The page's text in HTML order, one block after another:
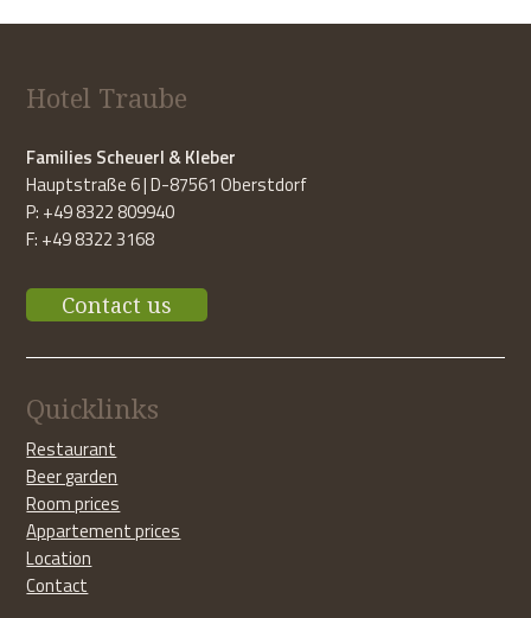
Hotel Traube
Families Scheuerl & Kleber
Hauptstraße 6 | D-87561 Oberstdorf
P: +49 8322 809940
F: +49 8322 3168
Contact us
Quicklinks
Restaurant
Beer garden
Room prices
Appartement prices
Location
Contact